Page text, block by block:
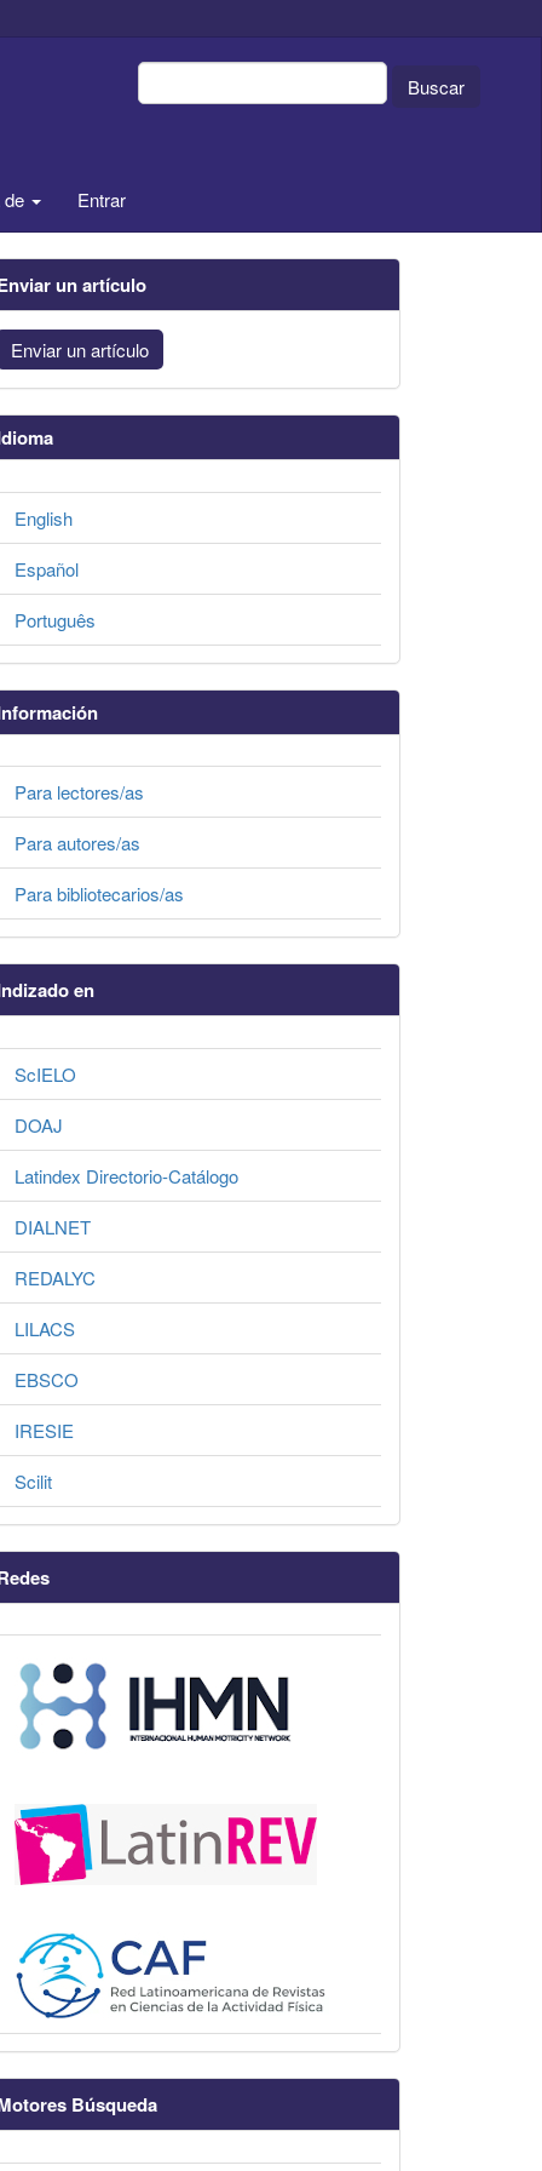
Buscar
Entrar
un artículo
Enviar un artículo
English
Español
Português
Para lectores/as
Para autores/as
Para bibliotecarios/as
en
ScIELO
DOAJ
Latindex Directorio-Catálogo
DIALNET
REDALYC
LILACS
EBSCO
IRESIE
Scilit
Búsqueda